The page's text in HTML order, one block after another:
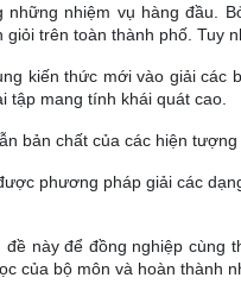
những nhiệm vụ hàng đầu.
giỏi trên toàn thành phố. Tuy
kiến thức mới vào giải các
tập mang tính khái quát cao.
bản chất của các hiện
phương pháp giải các
đề này để đồng nghiệp cùng
của bộ môn và hoàn thành